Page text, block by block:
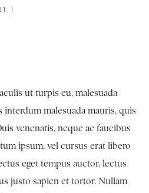
ut turpis eu, malesuada
malesuada mauris, quis
venenatis, neque ac faucibus
ipsum, vel cursus erat libero
eget tempus auctor, lectus
justo sapien et tortor. Nullam